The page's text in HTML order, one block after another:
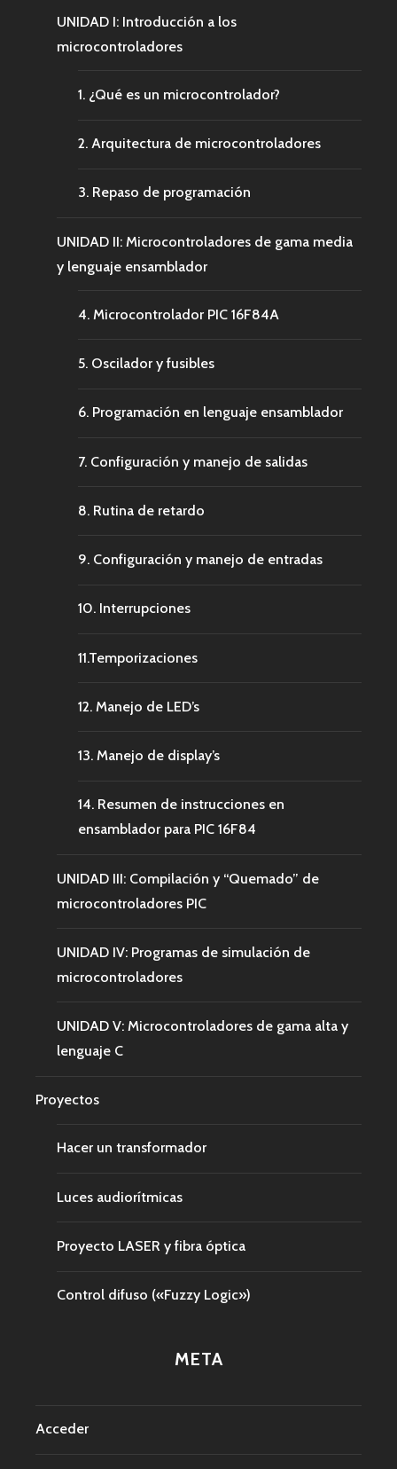
UNIDAD I: Introducción a los
microcontroladores
1. ¿Qué es un microcontrolador?
2. Arquitectura de microcontroladores
3. Repaso de programación
UNIDAD II: Microcontroladores de gama media
y lenguaje ensamblador
4. Microcontrolador PIC 16F84A
5. Oscilador y fusibles
6. Programación en lenguaje ensamblador
7. Configuración y manejo de salidas
8. Rutina de retardo
9. Configuración y manejo de entradas
10. Interrupciones
11.Temporizaciones
12. Manejo de LED’s
13. Manejo de display’s
14. Resumen de instrucciones en
ensamblador para PIC 16F84
UNIDAD III: Compilación y “Quemado” de
microcontroladores PIC
UNIDAD IV: Programas de simulación de
microcontroladores
UNIDAD V: Microcontroladores de gama alta y
lenguaje C
Proyectos
Hacer un transformador
Luces audiorítmicas
Proyecto LASER y fibra óptica
Control difuso («Fuzzy Logic»)
META
Acceder